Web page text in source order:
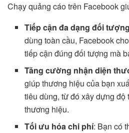
Chạy quảng cáo trên Facebook
Tiếp cận đa dạng đối tượng
dùng toàn cầu, Facebook
tiếp cận đúng đối tượng mà
Tăng cường nhận diện
giúp thương hiệu của bạn
tiêu dùng, từ đó xây dựng độ
thương hiệu.
Tối ưu hóa chi phí: Bạn có